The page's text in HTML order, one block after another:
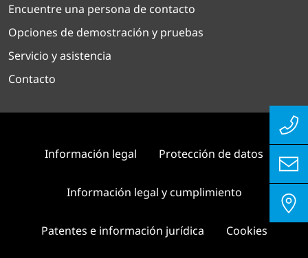
Encuentre una persona de contacto
Opciones de demostración y pruebas
Servicio y asistencia
Contacto
Información legal Protección de datos
Información legal y cumplimiento
Patentes e información jurídica Cookies